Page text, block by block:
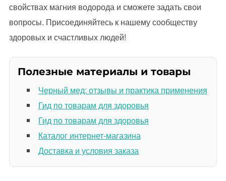
свойствах магния водорода и сможете задать свои
вопросы. Присоединяйтесь к нашему сообществу
здоровых и счастливых людей!
Полезные материалы и товары
Черный мед: отзывы и практика применения
Гид по товарам для здоровья
Гид по товарам для здоровья
Каталог интернет-магазина
Доставка и условия заказа